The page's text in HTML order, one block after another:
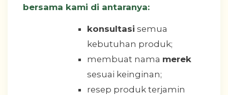
bersama kami di antaranya:
konsultasi semua
kebutuhan produk;
membuat nama merek
sesuai keinginan;
resep produk terjamin